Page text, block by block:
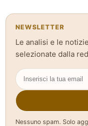
NEWSLETTER
Le analisi e le
selezionate dalla
Nessuno spam. Solo